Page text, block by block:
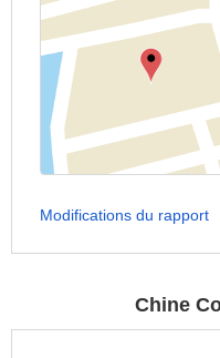
Modifications du rapport
Chine